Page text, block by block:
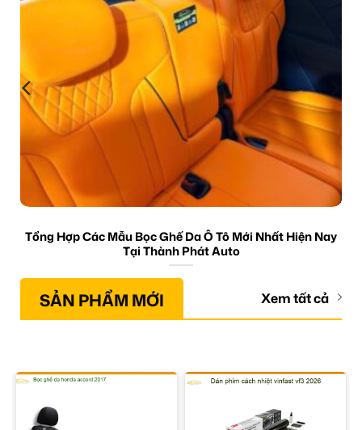
Tổng Hợp Các Mẫu Bọc Ghế Da Ô Tô Mới Nhất Hiện Nay
Tại Thành Phát Auto
SẢN PHẨM MỚI Xem tất cả